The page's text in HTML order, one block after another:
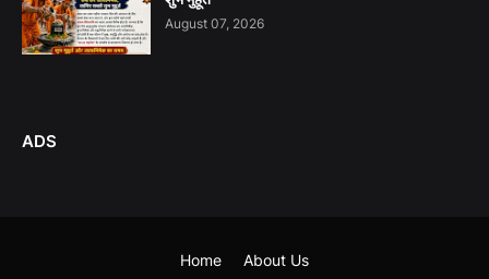
August 07, 2026
ADS
Home About Us